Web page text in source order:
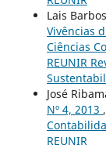
Lais
Vivências
Ciências
REUNIR
José
Nº 4, 2013 ,
REUNIR